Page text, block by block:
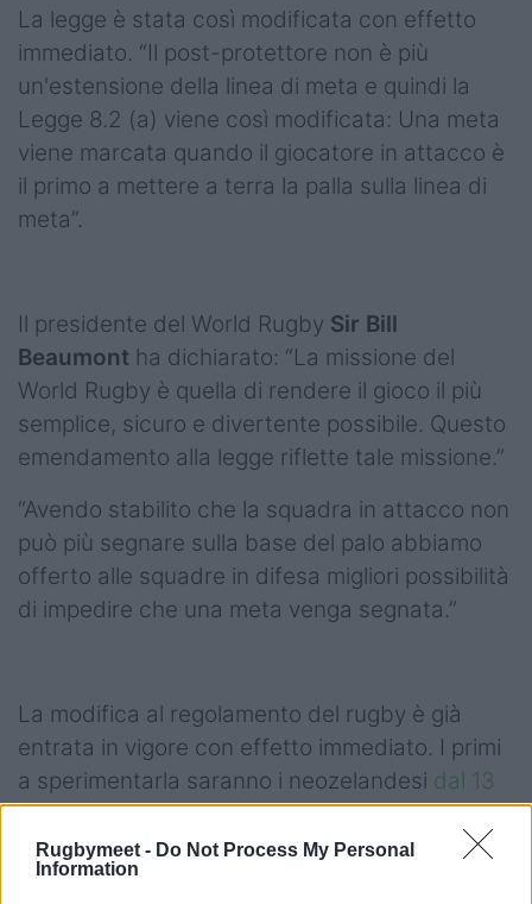
Rugbymeet - Do Not Process My Personal
Information
La legge è stata così modificata con effetto
immediato. “Il post-protettore non è più
un'estensione della linea di meta e quindi la
Legge 8.2 (a) viene così modificata: Una meta
viene marcata quando il giocatore in attacco è
il primo a mettere a terra la palla sulla linea di
meta”.
Il presidente del World Rugby Sir Bill
Beaumont ha dichiarato: “La missione del
World Rugby è quella di rendere il gioco il più
semplice, sicuro e divertente possibile. Questo
emendamento alla legge riflette tale missione.”
“Avendo stabilito che la squadra in attacco non
può più segnare sulla base del palo abbiamo
offerto alle squadre in difesa migliori possibilità
di impedire che una meta venga segnata.”
La modifica al regolamento del rugby è già
entrata in vigore con effetto immediato. I primi
a sperimentarla saranno i neozelandesi dal 13
giugno nel campionato Super Rugby Aotearoa.